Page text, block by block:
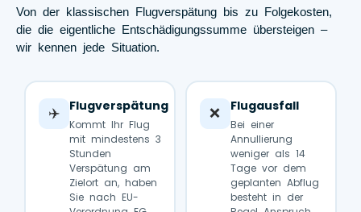
Von der klassischen Flugverspätung bis zu Folgekosten,
die die eigentliche Entschädigungssumme übersteigen –
wir kennen jede Situation.
✈️ Flugverspätung
Kommt Ihr Flug
mit mindestens 3
Stunden
Verspätung am
Zielort an, haben
Sie nach EU-
❌ Flugausfall
Bei einer
Annullierung
weniger als 14
Tage vor dem
geplanten Abflug
besteht in der